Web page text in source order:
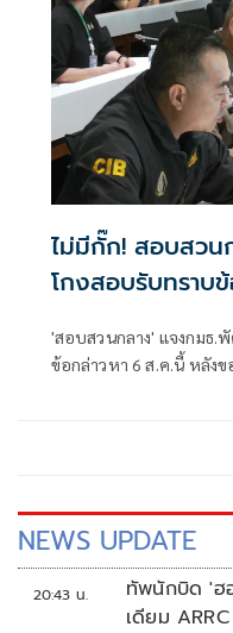
อนุกรรมาธิการชุดนี้ประก
ไม่มีกั๊ก! สอบสวน
โกงสอบรับทราบ
'สอบสวนกลาง' แจงกมธ.
ข้อกล่าวหา 6 ส.ค.นี้ หลังข
NEWS UPDATE
20:43 น.
ทัพนักบิด 'ฮ
เดียม